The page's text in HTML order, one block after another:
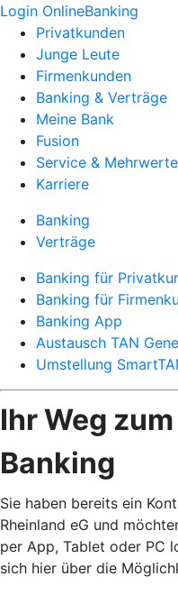
Login OnlineBanking
Privatkunden
Junge Leute
Firmenkunden
Banking & Verträge
Meine Bank
Fusion
Service & Mehrwerte
Karriere
Banking
Verträge
Banking für
Banking für
Banking App
Austausch TAN
Umstellung
Ihr Weg
Banking
Sie haben bereits ein
Rheinland eG und
per App, Tablet oder PC
sich hier über die